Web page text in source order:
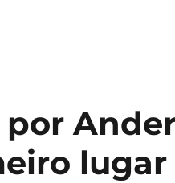
lugar